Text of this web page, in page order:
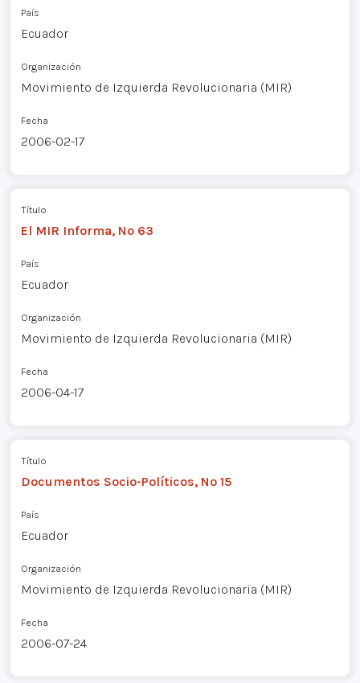
País
Ecuador
Organización
Movimiento de Izquierda Revolucionaria (MIR)
Fecha
2006-02-17
Título
El MIR Informa, Nº 63
País
Ecuador
Organización
Movimiento de Izquierda Revolucionaria (MIR)
Fecha
2006-04-17
Título
Documentos Socio-Políticos, Nº 15
País
Ecuador
Organización
Movimiento de Izquierda Revolucionaria (MIR)
Fecha
2006-07-24